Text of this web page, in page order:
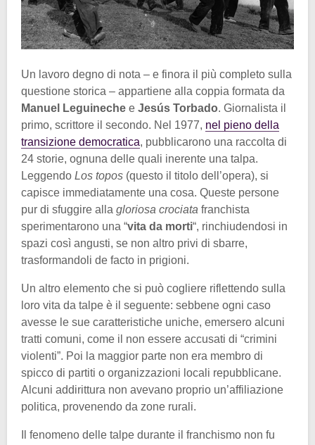
Un lavoro degno di nota – e finora il più completo sulla
questione storica – appartiene alla coppia formata da
Manuel Leguineche e Jesús Torbado. Giornalista il
primo, scrittore il secondo. Nel 1977, nel pieno della
transizione democratica, pubblicarono una raccolta di
24 storie, ognuna delle quali inerente una talpa.
Leggendo Los topos (questo il titolo dell’opera), si
capisce immediatamente una cosa. Queste persone
pur di sfuggire alla gloriosa crociata franchista
sperimentarono una “vita da morti“, rinchiudendosi in
spazi così angusti, se non altro privi di sbarre,
trasformandoli de facto in prigioni.
Un altro elemento che si può cogliere riflettendo sulla
loro vita da talpe è il seguente: sebbene ogni caso
avesse le sue caratteristiche uniche, emersero alcuni
tratti comuni, come il non essere accusati di “crimini
violenti”. Poi la maggior parte non era membro di
spicco di partiti o organizzazioni locali repubblicane.
Alcuni addirittura non avevano proprio un’affiliazione
politica, provenendo da zone rurali.
Il fenomeno delle talpe durante il franchismo non fu